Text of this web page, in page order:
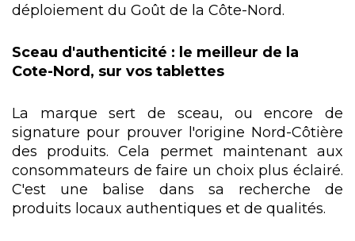
déploiement du Goût de la Côte-Nord.
Sceau d'authenticité : le meilleur de la
Cote-Nord, sur vos tablettes
La marque sert de sceau, ou encore de
signature pour prouver l'origine Nord-Côtière
des produits. Cela permet maintenant aux
consommateurs de faire un choix plus éclairé.
C'est une balise dans sa recherche de
produits locaux authentiques et de qualités.